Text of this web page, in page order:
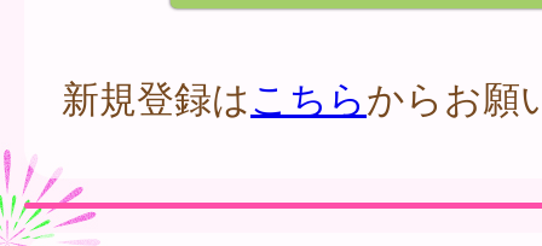
新規登録はこちらからお願